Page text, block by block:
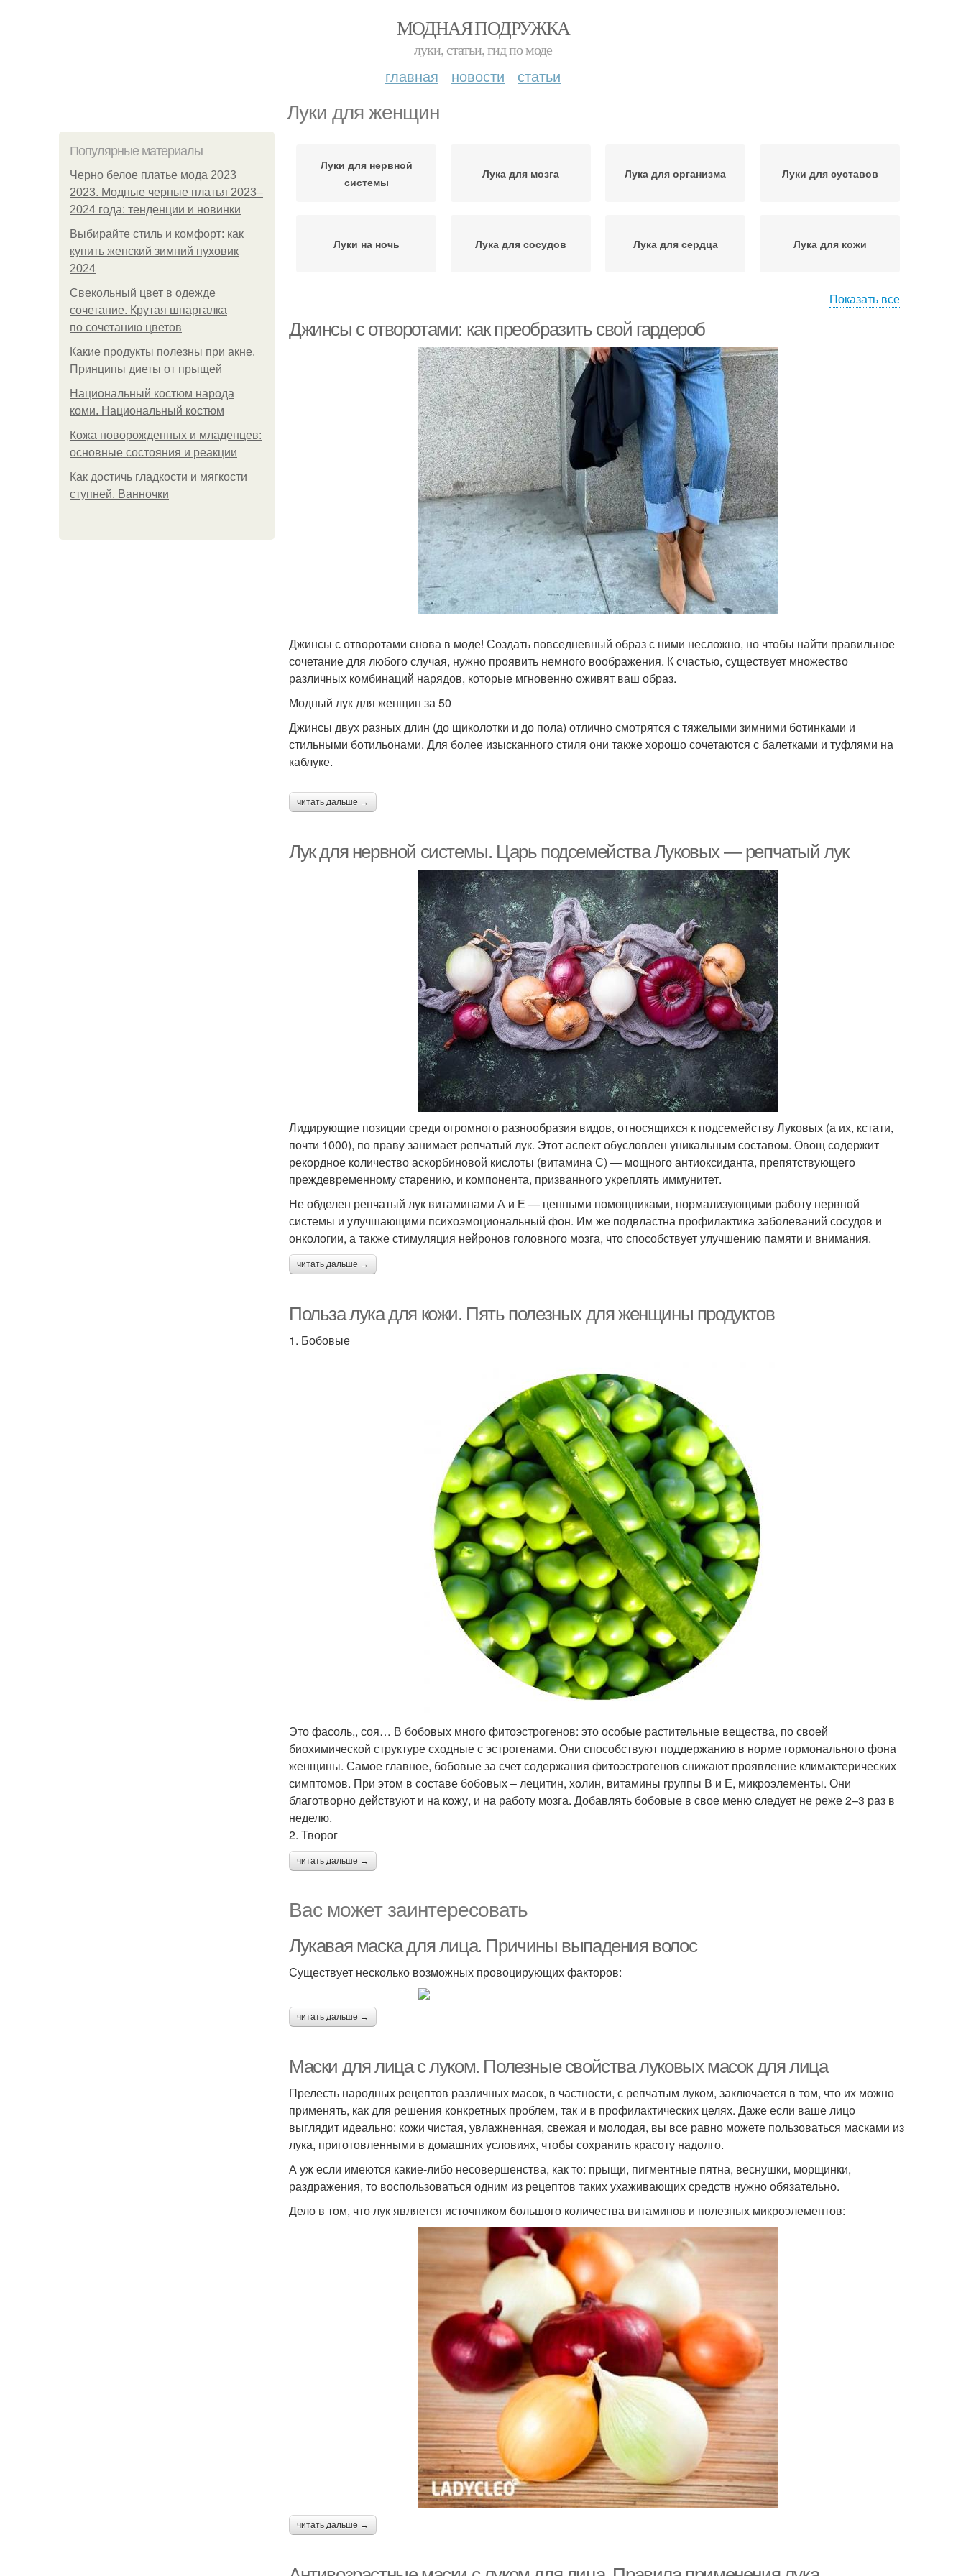
МОДНАЯ ПОДРУЖКА
луки, статьи, гид по моде
главная новости статьи
Луки для женщин
Популярные материалы
Черно белое платье мода 2023
2023. Модные черные платья 2023–
2024 года: тенденции и новинки
Выбирайте стиль и комфорт: как
купить женский зимний пуховик
2024
Свекольный цвет в одежде
сочетание. Крутая шпаргалка
по сочетанию цветов
Какие продукты полезны при акне.
Принципы диеты от прыщей
Национальный костюм народа
коми. Национальный костюм
Кожа новорожденных и младенцев:
основные состояния и реакции
Как достичь гладкости и мягкости
ступней. Ванночки
Луки для нервной
системы
Лука для мозга Лука для организма Луки для суставов
Луки на ночь Лука для сосудов Лука для сердца Лука для кожи
Показать все
Джинсы с отворотами: как преобразить свой гардероб
Джинсы с отворотами снова в моде! Создать повседневный образ с ними несложно, но чтобы найти правильное
сочетание для любого случая, нужно проявить немного воображения. К счастью, существует множество
различных комбинаций нарядов, которые мгновенно оживят ваш образ.
Модный лук для женщин за 50
Джинсы двух разных длин (до щиколотки и до пола) отлично смотрятся с тяжелыми зимними ботинками и
стильными ботильонами. Для более изысканного стиля они также хорошо сочетаются с балетками и туфлями на
каблуке.
читать дальше →
Лук для нервной системы. Царь подсемейства Луковых — репчатый лук
Лидирующие позиции среди огромного разнообразия видов, относящихся к подсемейству Луковых (а их, кстати,
почти 1000), по праву занимает репчатый лук. Этот аспект обусловлен уникальным составом. Овощ содержит
рекордное количество аскорбиновой кислоты (витамина С) — мощного антиоксиданта, препятствующего
преждевременному старению, и компонента, призванного укреплять иммунитет.
Не обделен репчатый лук витаминами А и Е — ценными помощниками, нормализующими работу нервной
системы и улучшающими психоэмоциональный фон. Им же подвластна профилактика заболеваний сосудов и
онкологии, а также стимуляция нейронов головного мозга, что способствует улучшению памяти и внимания.
читать дальше →
Польза лука для кожи. Пять полезных для женщины продуктов
1. Бобовые
Это фасоль,, соя… В бобовых много фитоэстрогенов: это особые растительные вещества, по своей
биохимической структуре сходные с эстрогенами. Они способствуют поддержанию в норме гормонального фона
женщины. Самое главное, бобовые за счет содержания фитоэстрогенов снижают проявление климактерических
симптомов. При этом в составе бобовых – лецитин, холин, витамины группы В и Е, микроэлементы. Они
благотворно действуют и на кожу, и на работу мозга. Добавлять бобовые в свое меню следует не реже 2–3 раз в
неделю.
2. Творог
читать дальше →
Вас может заинтересовать
Лукавая маска для лица. Причины выпадения волос
Существует несколько возможных провоцирующих факторов:
читать дальше →
Маски для лица с луком. Полезные свойства луковых масок для лица
Прелесть народных рецептов различных масок, в частности, с репчатым луком, заключается в том, что их можно
применять, как для решения конкретных проблем, так и в профилактических целях. Даже если ваше лицо
выглядит идеально: кожи чистая, увлажненная, свежая и молодая, вы все равно можете пользоваться масками из
лука, приготовленными в домашних условиях, чтобы сохранить красоту надолго.
А уж если имеются какие-либо несовершенства, как то: прыщи, пигментные пятна, веснушки, морщинки,
раздражения, то воспользоваться одним из рецептов таких ухаживающих средств нужно обязательно.
Дело в том, что лук является источником большого количества витаминов и полезных микроэлементов:
читать дальше →